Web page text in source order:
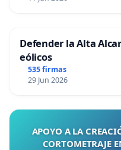
Defender la Alta
eólicos
535 firmas
29 Jun 2026
APOYO A LA
CORTOMETRAJE